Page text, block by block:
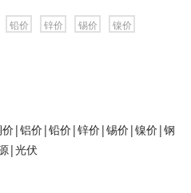
价格或小幅上扬【SMM分
铅价 锌价 锡价
镍价
价|铝价|铅价|锌价|锡价|镍价|钢
|光伏